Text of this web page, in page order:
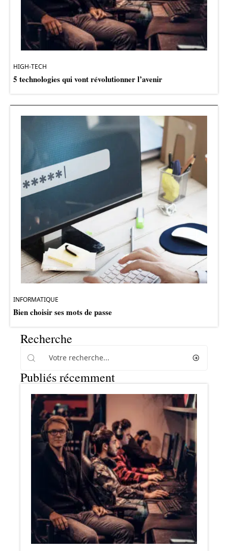
HIGH-TECH
5 technologies qui vont révolutionner l’avenir
INFORMATIQUE
Bien choisir ses mots de passe
Recherche
Publiés récemment